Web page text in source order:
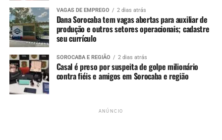
Redação
See Full Bio
TÓPICOS RELACIONADOS ANIVERSÁRIO
PASSEIO DE TREM
SOROCABA
VÍDEO: Câmera de segurança flagra momento em que
VAGAS DE EMPREGO 2 dias atrás
Dana Sorocaba tem vagas abertas para auxiliar de
produção e outros setores operacionais; cadastre
seu currículo
SOROCABA E REGIÃO 2 dias atrás
Casal é preso por suspeita de golpe milionário
contra fiéis e amigos em Sorocaba e região
ANÚNCIO